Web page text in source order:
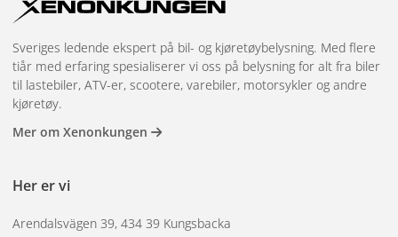
IP67-klassifisering for maksimal beskyttelse mot vann og
støv
Enkel montering på en rekke 24 V-kjøretøyer
Ideell for kjøretøy som krever høy ytelse og pålitelighet
Spesifikke tiltak:
Lys farge:
Beskyttelse mot fuktighet:IP67 (støv- og vanntett)
Sveriges ledende ekspert på bil- og kjøretøybelysning. Med flere
tiår med erfaring spesialiserer vi oss på belysning for alt fra biler
til lastebiler, ATV-er, scootere, varebiler, motorsykler og andre
kjøretøy.
Mer om Xenonkungen
Her er vi
Arendalsvägen 39, 434 39 Kungsbacka